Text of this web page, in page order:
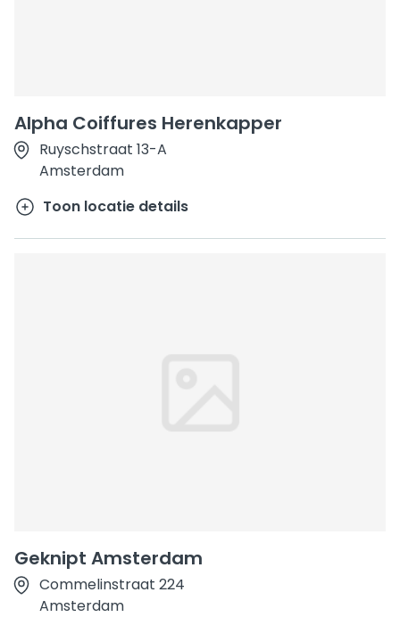
Alpha Coiffures Herenkapper
Ruyschstraat 13-A
Amsterdam
Toon locatie details
Geknipt Amsterdam
Commelinstraat 224
Amsterdam